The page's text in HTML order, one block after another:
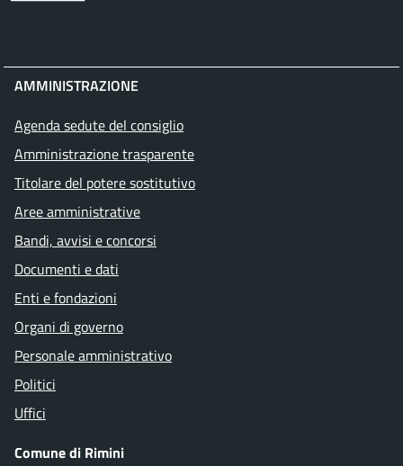
AMMINISTRAZIONE
Agenda sedute del consiglio
Amministrazione trasparente
Titolare del potere sostitutivo
Aree amministrative
Bandi, avvisi e concorsi
Documenti e dati
Enti e fondazioni
Organi di governo
Personale amministrativo
Politici
Uffici
Comune di Rimini